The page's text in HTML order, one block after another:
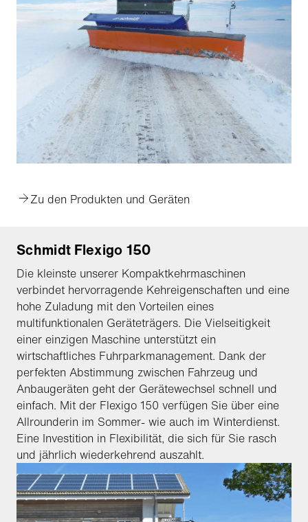
Zu den Produkten und Geräten
Schmidt Flexigo 150
Die kleinste unserer Kompaktkehrmaschinen
verbindet hervorragende Kehreigenschaften und eine
hohe Zuladung mit den Vorteilen eines
multifunktionalen Geräteträgers. Die Vielseitigkeit
einer einzigen Maschine unterstützt ein
wirtschaftliches Fuhrparkmanagement. Dank der
perfekten Abstimmung zwischen Fahrzeug und
Anbaugeräten geht der Gerätewechsel schnell und
einfach. Mit der Flexigo 150 verfügen Sie über eine
Allrounderin im Sommer- wie auch im Winterdienst.
Eine Investition in Flexibilität, die sich für Sie rasch
und jährlich wiederkehrend auszahlt.